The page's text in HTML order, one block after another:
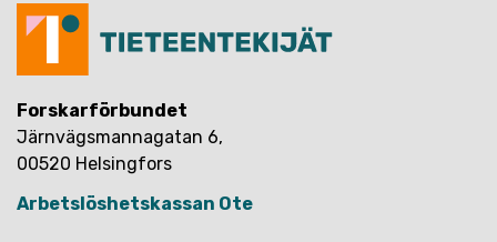
Forskarförbundet
Järnvägsmannagatan 6,
00520 Helsingfors
Arbetslöshetskassan Ote